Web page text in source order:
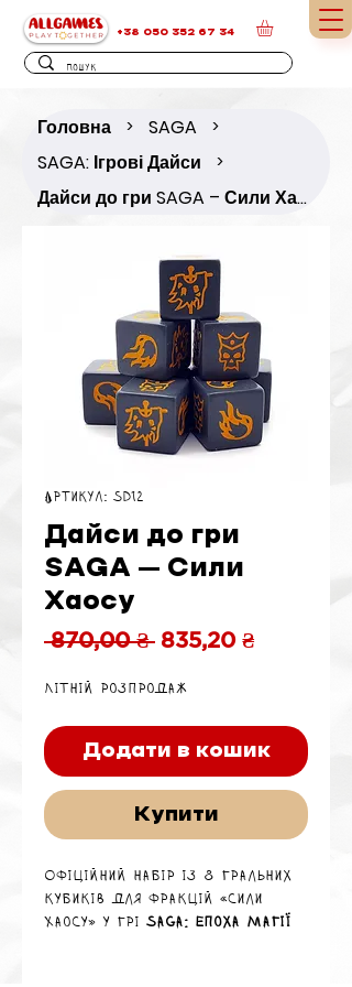
+38 050 352 67 34
Головна > SAGA >
SAGA: Ігрові Дайси >
Дайси до гри SAGA – Сили Хаосу
Артикул: SD12
Дайси до гри
SAGA – Сили
Хаосу
870,00 ₴ Звичайна
835,20 ₴За
Літній розпродаж
Додати в кошик
Купити
Офіційний набір із 8 гральних
кубиків для фракцій «Сили
Хаосу» у грі SAGA: Епоха Магії